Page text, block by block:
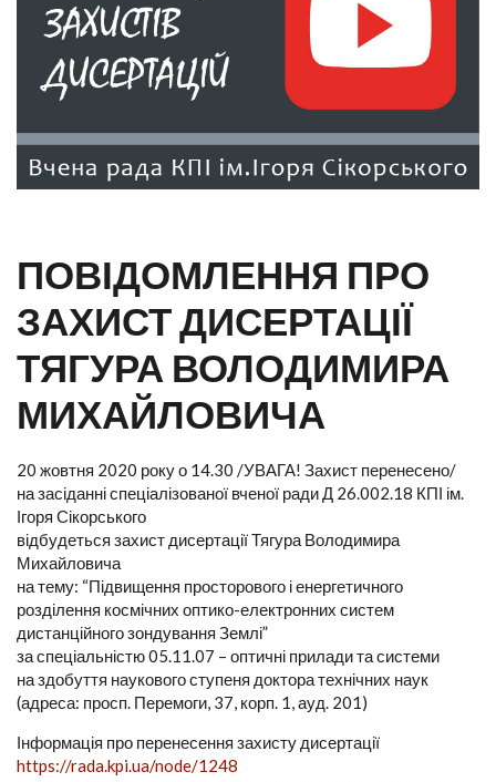
ПОВІДОМЛЕННЯ ПРО
ЗАХИСТ ДИСЕРТАЦІЇ
ТЯГУРА ВОЛОДИМИРА
МИХАЙЛОВИЧА
20 жовтня 2020 року о 14.30 /УВАГА! Захист перенесено/
на засіданні спеціалізованої вченої ради Д 26.002.18 КПІ ім.
Ігоря Сікорського
відбудеться захист дисертації Тягура Володимира
Михайловича
на тему: “Підвищення просторового і енергетичного
розділення космічних оптико-електронних систем
дистанційного зондування Землі”
за спеціальністю 05.11.07 – оптичні прилади та системи
на здобуття наукового ступеня доктора технічних наук
(адреса: просп. Перемоги, 37, корп. 1, ауд. 201)
Інформація про перенесення захисту дисертації
https://rada.kpi.ua/node/1248